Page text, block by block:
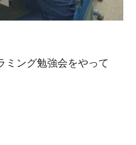
ミング勉強会をやって